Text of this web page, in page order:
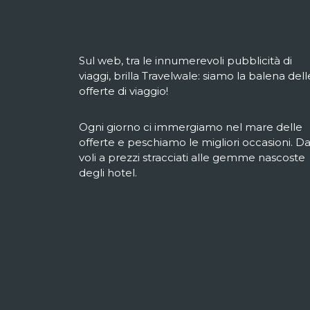
Sul web, tra le innumerevoli pubblicità di
viaggi, brilla Travelwale: siamo la balena
offerte di viaggio!
Ogni giorno ci immergiamo nel mare delle
offerte e peschiamo le migliori occasioni.
voli a prezzi stracciati alle gemme nascoste
degli hotel.